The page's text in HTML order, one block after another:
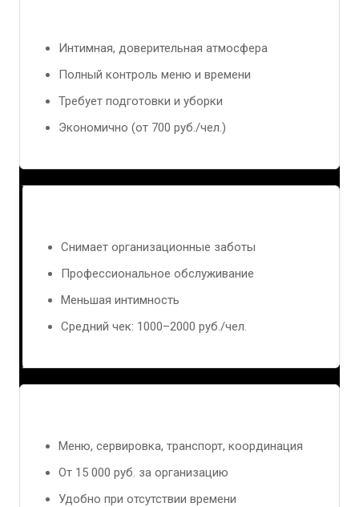
Интимная, доверительная атмосфера
Полный контроль меню и времени
Требует подготовки и уборки
Экономично (от 700 руб./чел.)
Снимает организационные заботы
Профессиональное обслуживание
Меньшая интимность
Средний чек: 1000–2000 руб./чел.
Меню, сервировка, транспорт, координация
От 15 000 руб. за организацию
Удобно при отсутствии времени